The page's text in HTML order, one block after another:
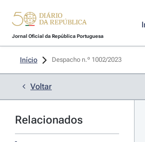
Jornal Oficial da República Portuguesa
Início Despacho n.º 1002/2023
Voltar
Relacionados